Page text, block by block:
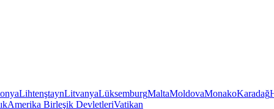
LihtenştaynLitvanyaLüksemburgMaltaMoldovaMonakoKaradağ
Amerika Birleşik DevletleriVatikan